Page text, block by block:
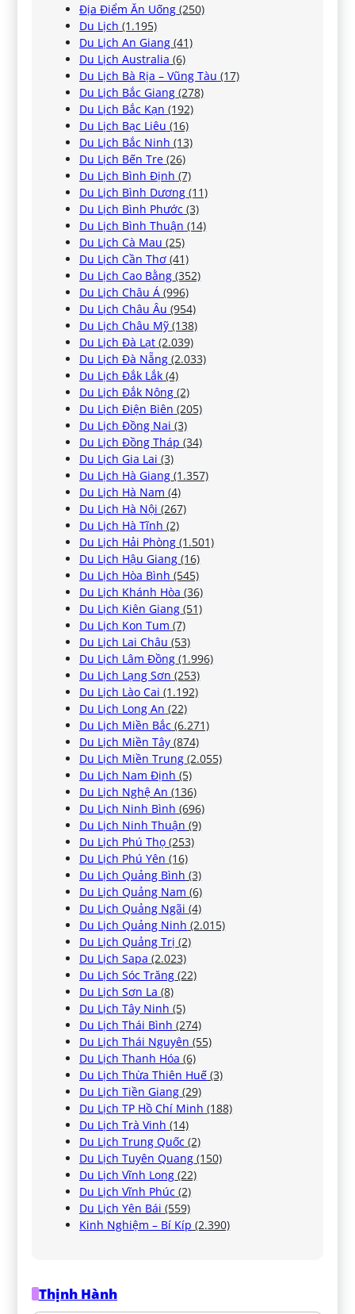
Địa Điểm Ăn Uống (250)
Du Lịch (1.195)
Du Lịch An Giang (41)
Du Lịch Australia (6)
Du Lịch Bà Rịa – Vũng Tàu (17)
Du Lịch Bắc Giang (278)
Du Lịch Bắc Kạn (192)
Du Lịch Bạc Liêu (16)
Du Lịch Bắc Ninh (13)
Du Lịch Bến Tre (26)
Du Lịch Bình Định (7)
Du Lịch Bình Dương (11)
Du Lịch Bình Phước (3)
Du Lịch Bình Thuận (14)
Du Lịch Cà Mau (25)
Du Lịch Cần Thơ (41)
Du Lịch Cao Bằng (352)
Du Lịch Châu Á (996)
Du Lịch Châu Âu (954)
Du Lịch Châu Mỹ (138)
Du Lịch Đà Lạt (2.039)
Du Lịch Đà Nẵng (2.033)
Du Lịch Đắk Lắk (4)
Du Lịch Đắk Nông (2)
Du Lịch Điện Biên (205)
Du Lịch Đồng Nai (3)
Du Lịch Đồng Tháp (34)
Du Lịch Gia Lai (3)
Du Lịch Hà Giang (1.357)
Du Lịch Hà Nam (4)
Du Lịch Hà Nội (267)
Du Lịch Hà Tĩnh (2)
Du Lịch Hải Phòng (1.501)
Du Lịch Hậu Giang (16)
Du Lịch Hòa Bình (545)
Du Lịch Khánh Hòa (36)
Du Lịch Kiên Giang (51)
Du Lịch Kon Tum (7)
Du Lịch Lai Châu (53)
Du Lịch Lâm Đồng (1.996)
Du Lịch Lạng Sơn (253)
Du Lịch Lào Cai (1.192)
Du Lịch Long An (22)
Du Lịch Miền Bắc (6.271)
Du Lịch Miền Tây (874)
Du Lịch Miền Trung (2.055)
Du Lịch Nam Định (5)
Du Lịch Nghệ An (136)
Du Lịch Ninh Bình (696)
Du Lịch Ninh Thuận (9)
Du Lịch Phú Thọ (253)
Du Lịch Phú Yên (16)
Du Lịch Quảng Bình (3)
Du Lịch Quảng Nam (6)
Du Lịch Quảng Ngãi (4)
Du Lịch Quảng Ninh (2.015)
Du Lịch Quảng Trị (2)
Du Lịch Sapa (2.023)
Du Lịch Sóc Trăng (22)
Du Lịch Sơn La (8)
Du Lịch Tây Ninh (5)
Du Lịch Thái Bình (274)
Du Lịch Thái Nguyên (55)
Du Lịch Thanh Hóa (6)
Du Lịch Thừa Thiên Huế (3)
Du Lịch Tiền Giang (29)
Du Lịch TP Hồ Chí Minh (188)
Du Lịch Trà Vinh (14)
Du Lịch Trung Quốc (2)
Du Lịch Tuyên Quang (150)
Du Lịch Vĩnh Long (22)
Du Lịch Vĩnh Phúc (2)
Du Lịch Yên Bái (559)
Kinh Nghiệm – Bí Kíp (2.390)
Thịnh Hành